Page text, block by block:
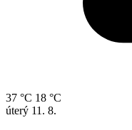
37 °C 18 °C
úterý 11. 8.